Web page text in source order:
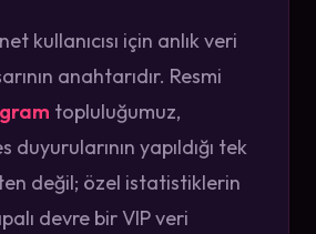
kullanıcısı için anlık veri
anahtarıdır. Resmi
topluluğumuz,
duyurularının yapıldığı tek
değil; özel istatistiklerin
devre bir VIP veri